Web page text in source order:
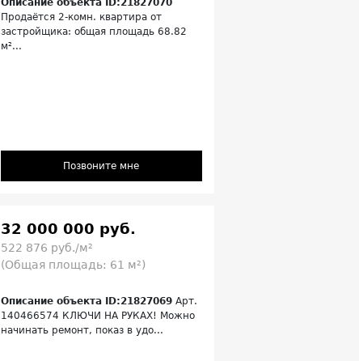
Продаётся 2-комн. квартира от
застройщика: общая площадь 68.82
м²...
Позвоните мне
32 000 000 руб.
522 876 руб./м²
(Общая площадь: 61 м²)
Описание объекта ID:21827069Арт.
140466574 КЛЮЧИ НА РУКАХ! Можно
начинать ремонт, показ в удо...